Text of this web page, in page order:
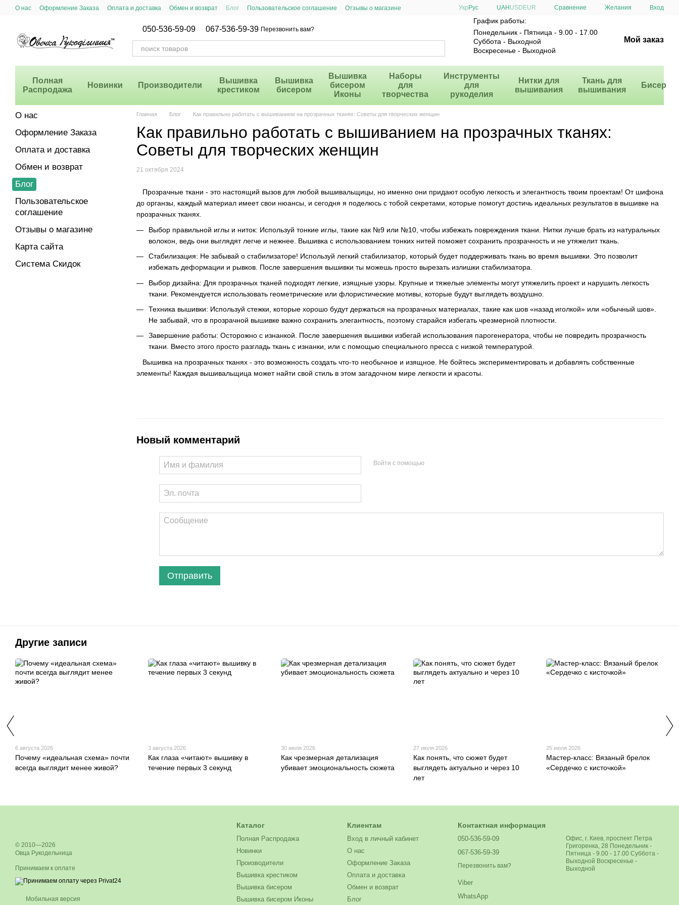
Перейти к основному контенту
О нас Оформление Заказа Оплата и доставка Обмен и возврат Блог Пользовательское соглашение
Отзывы о магазине
Укр Рус UAH USD EUR Сравнение Желания Вход
050-536-59-09 067-536-59-39 Перезвонить вам?
График работы:
Понедельник - Пятница - 9.00 - 17.00
Суббота - Выходной
Воскресенье - Выходной
Мой заказ
Полная
Распродажа
Новинки Производители
Вышивка
крестиком
Вышивка
бисером
Вышивка
бисером
Иконы
Наборы
для
творчества
Инструменты
для
рукоделия
Нитки для
вышивания
Ткань для
вышивания
Бисер
Главная Блог Как правильно работать с вышиванием на прозрачных тканях: Советы для творческих женщин
Как правильно работать с вышиванием на прозрачных тканях:
Советы для творческих женщин
21 октября 2024
Прозрачные ткани - это настоящий вызов для любой вышивальщицы, но именно они придают особую легкость и элегантность твоим проектам! От шифона
до органзы, каждый материал имеет свои нюансы, и сегодня я поделюсь с тобой секретами, которые помогут достичь идеальных результатов в вышивке на
прозрачных тканях.
Выбор правильной иглы и ниток: Используй тонкие иглы, такие как №9 или №10, чтобы избежать повреждения ткани. Нитки лучше брать из натуральных
волокон, ведь они выглядят легче и нежнее. Вышивка с использованием тонких нитей поможет сохранить прозрачность и не утяжелит ткань.
Стабилизация: Не забывай о стабилизаторе! Используй легкий стабилизатор, который будет поддерживать ткань во время вышивки. Это позволит
избежать деформации и рывков. После завершения вышивки ты можешь просто вырезать излишки стабилизатора.
Выбор дизайна: Для прозрачных тканей подходят легкие, изящные узоры. Крупные и тяжелые элементы могут утяжелить проект и нарушить легкость
ткани. Рекомендуется использовать геометрические или флористические мотивы, которые будут выглядеть воздушно.
Техника вышивки: Используй стежки, которые хорошо будут держаться на прозрачных материалах, такие как шов «назад иголкой» или «обычный шов».
Не забывай, что в прозрачной вышивке важно сохранить элегантность, поэтому старайся избегать чрезмерной плотности.
Завершение работы: Осторожно с изнанкой. После завершения вышивки избегай использования парогенератора, чтобы не повредить прозрачность
ткани. Вместо этого просто разгладь ткань с изнанки, или с помощью специального пресса с низкой температурой.
Вышивка на прозрачных тканях - это возможность создать что-то необычное и изящное. Не бойтесь экспериментировать и добавлять собственные
элементы! Каждая вышивальщица может найти свой стиль в этом загадочном мире легкости и красоты.
Новый комментарий
Войти с помощью
Отправить
О нас
Оформление Заказа
Оплата и доставка
Обмен и возврат
Блог
Пользовательское
соглашение
Отзывы о магазине
Карта сайта
Система Скидок
Другие записи
6 августа 2026
Почему «идеальная схема» почти
всегда выглядит менее живой?
3 августа 2026
Как глаза «читают» вышивку в
течение первых 3 секунд
30 июля 2026
Как чрезмерная детализация
убивает эмоциональность сюжета
27 июля 2026
Как понять, что сюжет будет
выглядеть актуально и через 10
лет
25 июля 2026
Мастер-класс: Вязаный брелок
«Сердечко с кисточкой»
© 2010—2026
Овца Рукодельница
Принимаем к оплате
Мобильная версия
Каталог
Полная Распродажа
Новинки
Производители
Вышивка крестиком
Вышивка бисером
Вышивка бисером Иконы
Клиентам
Вход в личный кабинет
О нас
Оформление Заказа
Оплата и доставка
Обмен и возврат
Блог
Контактная информация
050-536-59-09
067-536-59-39
Перезвонить вам?
Viber
WhatsApp
Офис, г. Киев, проспект Петра
Григоренка, 28 Понедельник -
Пятница - 9.00 - 17.00 Суббота -
Выходной Воскресенье -
Выходной